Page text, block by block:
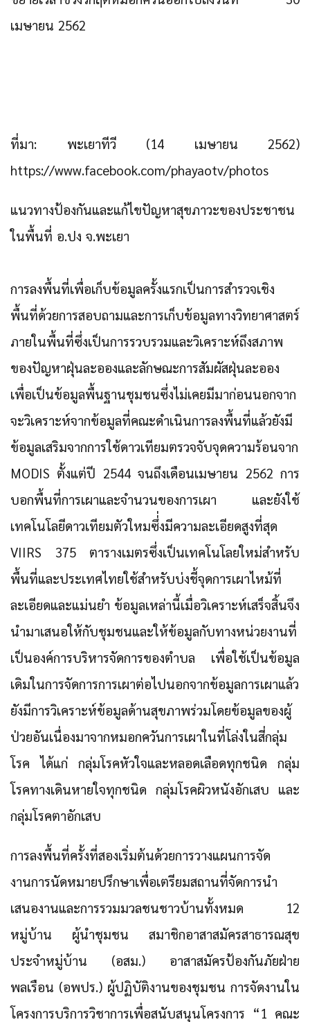
เมษายน 2562
ที่มา: พะเยาทีวี (14 เมษายน 2562)
https://www.facebook.com/phayaotv/photos
แนวทางป้องกันและแก้ไขปัญหาสุขภาวะของประชาชน
ในพื้นที่ อ.ปง จ.พะเยา
การลงพื้นที่เพื่อเก็บข้อมูลครั้งแรกเป็นการสำรวจเชิง
พื้นที่ด้วยการสอบถามและการเก็บข้อมูลทางวิทยาศาสตร์
ภายในพื้นที่ซึ่งเป็นการรวบรวมและวิเคราะห์ถึงสภาพ
ของปัญหาฝุ่นละอองและลักษณะการสัมผัสฝุ่นละออง
เพื่อเป็นข้อมูลพื้นฐานชุมชนซึ่งไม่เคยมีมาก่อนนอกจาก
จะวิเคราะห์จากข้อมูลที่คณะดำเนินการลงพื้นที่แล้วยังมี
ข้อมูลเสริมจากการใช้ดาวเทียมตรวจจับจุดความร้อนจาก
MODIS ตั้งแต่ปี 2544 จนถึงเดือนเมษายน 2562 การ
บอกพื้นที่การเผาและจำนวนของการเผา และยังใช้
เทคโนโลยีดาวเทียมตัวใหมซึ่่งมีความละเอียดสูงที่สุด
VIIRS 375 ตารางเมตรซึ่งเป็นเทคโนโลยใหม่สำหรับ
พื้นที่และประเทศไทยใช้สำหรับบ่งชี้จุดการเผาไหม้ที่
ละเอียดและแม่นยำ ข้อมูลเหล่านี้เมื่อวิเคราะห์เสร็จสิ้นจึง
นำมาเสนอให้กับชุมชนและให้ข้อมูลกับทางหน่วยงานที่
เป็นองค์การบริหารจัดการของตำบล เพื่อใช้เป็นข้อมูล
เดิมในการจัดการการเผาต่อไปนอกจากข้อมูลการเผาแล้ว
ยังมีการวิเคราะห์ข้อมูลด้านสุขภาพร่วมโดยข้อมูลของผู้
ป่วยอันเนื่องมาจากหมอกควันการเผาในที่โล่งในสี่กลุ่ม
โรค ได้แก่ กลุ่มโรคหัวใจและหลอดเลือดทุกชนิด กลุ่ม
โรคทางเดินหายใจทุกชนิด กลุ่มโรคผิวหนังอักเสบ และ
กลุ่มโรคตาอักเสบ
การลงพื้นที่ครั้งที่สองเริ่มต้นด้วยการวางแผนการจัด
งานการนัดหมายปรึกษาเพื่อเตรียมสถานที่จัดการนำ
เสนองานและการรวมมวลชนชาวบ้านทั้งหมด 12
หมู่บ้าน ผู้นำชุมชน สมาชิกอาสาสมัครสาธารณสุข
ประจำหมู่บ้าน (อสม.) อาสาสมัครป้องกันภัยฝ่าย
พลเรือน (อพปร.) ผู้ปฏิบัติงานของชุมชน การจัดงานใน
โครงการบริการวิชาการเพื่อสนับสนุนโครงการ “1 คณะ